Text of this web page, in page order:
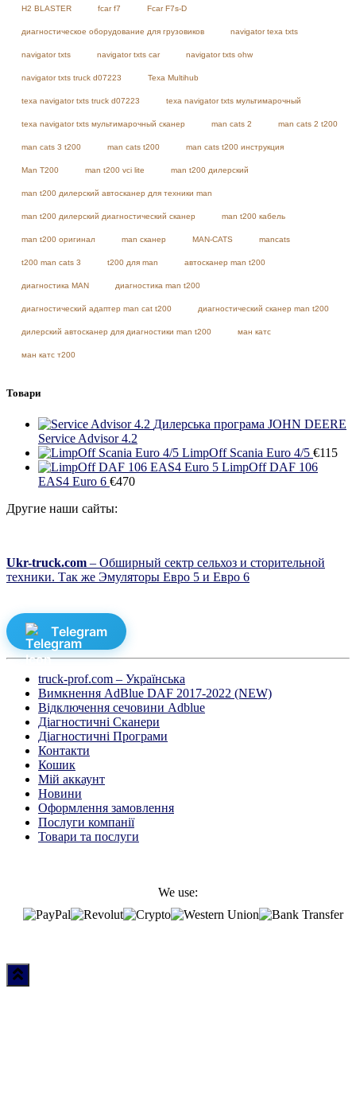
H2 BLASTER fcar f7 Fcar F7s-D
диагностическое оборудование для грузовиков navigator texa txts
navigator txts navigator txts car navigator txts ohw
navigator txts truck d07223 Texa Multihub
texa navigator txts truck d07223 texa navigator txts мультимарочный
texa navigator txts мультимарочный сканер man cats 2 man cats 2 t200
man cats 3 t200 man cats t200 man cats t200 инструкция
Man T200 man t200 vci lite man t200 дилерский
man t200 дилерский автосканер для техники man
man t200 дилерский диагностический сканер man t200 кабель
man t200 оригинал man сканер MAN-CATS mancats
t200 man cats 3 t200 для man автосканер man t200
диагностика MAN диагностика man t200
диагностический адаптер man cat t200 диагностический сканер man t200
дилерский автосканер для диагностики man t200 ман катс
ман катс т200
Товари
Дилерська програма JOHN DEERE
Service Advisor 4.2
LimpOff Scania Euro 4/5 €115
LimpOff DAF 106
EAS4 Euro 6 €470
Другие наши сайты:
Ukr-truck.com – Обширный сектр сельхоз и сторительной
техники. Так же Эмуляторы Евро 5 и Евро 6
Telegram
truck-prof.com – Українська
Вимкнення AdBlue DAF 2017-2022 (NEW)
Відключення сечовини Adblue
Діагностичні Cканери
Діагностичні Програми
Контакти
Кошик
Мій аккаунт
Новини
Оформлення замовлення
Послуги компанії
Товари та послуги
We use: